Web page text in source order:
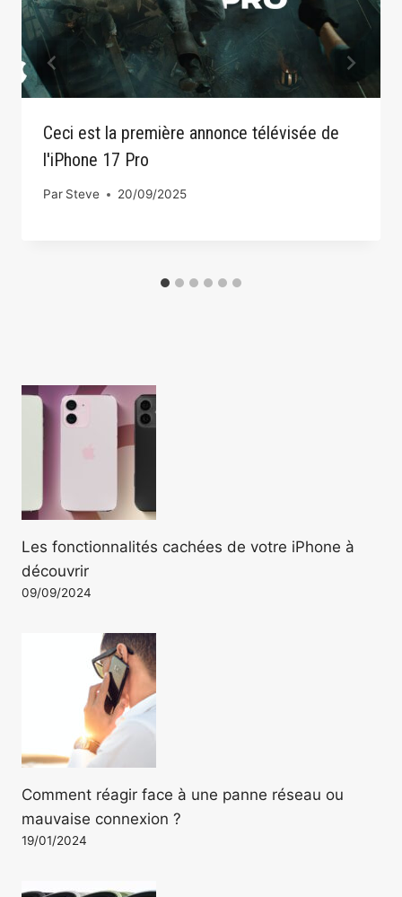
Ceci est la première annonce télévisée de
l'iPhone 17 Pro
Par Steve 20/09/2025
Les fonctionnalités cachées de votre iPhone à
découvrir
09/09/2024
Comment réagir face à une panne réseau ou
mauvaise connexion ?
19/01/2024